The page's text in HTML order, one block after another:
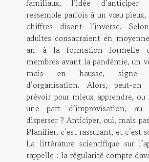
familiaux, l’idée
ressemble parfois à un vœu
chiffres disent l’inverse.
adultes consacraient en
an à la formation formelle
membres avant la pandémie, un
mais en hausse, signe
d’organisation. Alors, peut-
prévoir pour mieux apprendre,
une part d’improvisation,
disperser ? Anticiper, oui, mais
Planifier, c’est rassurant, et c’est
La littérature scientifique sur
rappelle : la régularité compte